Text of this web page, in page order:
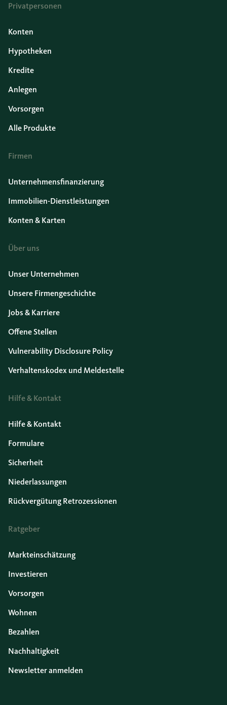
Privatpersonen
Konten
Hypotheken
Kredite
Anlegen
Vorsorgen
Alle Produkte
Firmen
Unternehmensfinanzierung
Immobilien-Dienstleistungen
Konten & Karten
Über uns
Unser Unternehmen
Unsere Firmengeschichte
Jobs & Karriere
Offene Stellen
Vulnerability Disclosure Policy
Verhaltenskodex und Meldestelle
Hilfe & Kontakt
Hilfe & Kontakt
Formulare
Sicherheit
Niederlassungen
Rückvergütung Retrozessionen
Ratgeber
Markteinschätzung
Investieren
Vorsorgen
Wohnen
Bezahlen
Nachhaltigkeit
Newsletter anmelden